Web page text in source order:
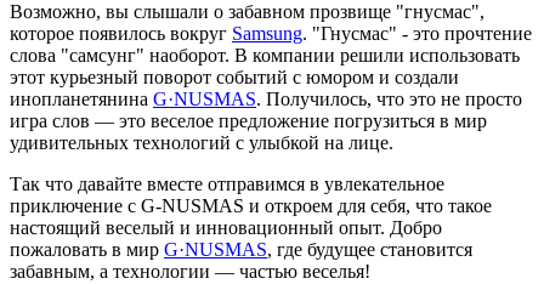
Возможно, вы слышали о забавном прозвище "гнусмас",
которое появилось вокруг Samsung. "Гнусмас" - это прочтение
слова "самсунг" наоборот. В компании решили использовать
этот курьезный поворот событий с юмором и создали
инопланетянина G·NUSMAS. Получилось, что это не просто
игра слов — это веселое предложение погрузиться в мир
удивительных технологий с улыбкой на лице.
Так что давайте вместе отправимся в увлекательное
приключение с G-NUSMAS и откроем для себя, что такое
настоящий веселый и инновационный опыт. Добро
пожаловать в мир G·NUSMAS, где будущее становится
забавным, а технологии — частью веселья!